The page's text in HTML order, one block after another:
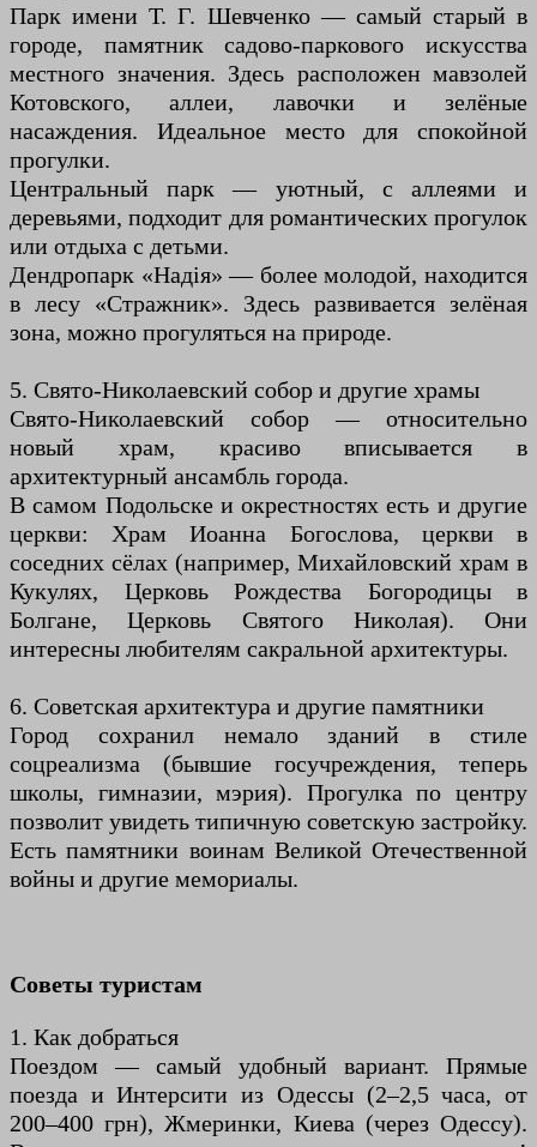
Парк имени Т. Г. Шевченко — самый старый в
городе, памятник садово-паркового искусства
местного значения. Здесь расположен мавзолей
Котовского, аллеи, лавочки и зелёные
насаждения. Идеальное место для спокойной
прогулки.
Центральный парк — уютный, с аллеями и
деревьями, подходит для романтических прогулок
или отдыха с детьми.
Дендропарк «Надія» — более молодой, находится
в лесу «Стражник». Здесь развивается зелёная
зона, можно прогуляться на природе.
5. Свято-Николаевский собор и другие храмы
Свято-Николаевский собор — относительно
новый храм, красиво вписывается в
архитектурный ансамбль города.
В самом Подольске и окрестностях есть и другие
церкви: Храм Иоанна Богослова, церкви в
соседних сёлах (например, Михайловский храм в
Кукулях, Церковь Рождества Богородицы в
Болгане, Церковь Святого Николая). Они
интересны любителям сакральной архитектуры.
6. Советская архитектура и другие памятники
Город сохранил немало зданий в стиле
соцреализма (бывшие госучреждения, теперь
школы, гимназии, мэрия). Прогулка по центру
позволит увидеть типичную советскую застройку.
Есть памятники воинам Великой Отечественной
войны и другие мемориалы.
Советы туристам
1. Как добраться
Поездом — самый удобный вариант. Прямые
поезда и Интерсити из Одессы (2–2,5 часа, от
200–400 грн), Жмеринки, Киева (через Одессу).